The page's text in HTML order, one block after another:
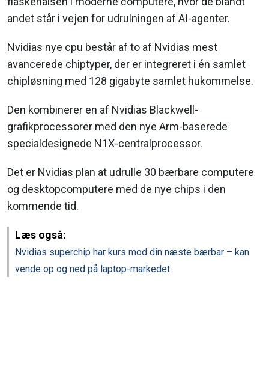
andet står i vejen for udrulningen af AI-agenter.
Nvidias nye cpu består af to af Nvidias mest
avancerede chiptyper, der er integreret i én samlet
chipløsning med 128 gigabyte samlet hukommelse.
Den kombinerer en af Nvidias Blackwell-
grafikprocessorer med den nye Arm-baserede
specialdesignede N1X-centralprocessor.
Det er Nvidias plan at udrulle 30 bærbare computere
og desktopcomputere med de nye chips i den
kommende tid.
Læs også:
Nvidias superchip har kurs mod din næste bærbar – kan
vende op og ned på laptop-markedet